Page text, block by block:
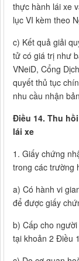
thực hành lái xe
lục VI kèm theo
c) Kết quả giải
tử có giá trị như
VNeiD, Cổng
quyết thủ tục
nhu cầu nhận
Điều 14. Thu
lái xe
1. Giấy chứng
trong các trường
a) Có hành vi
để được giấy
b) Cấp cho
tại khoản 2 Điều